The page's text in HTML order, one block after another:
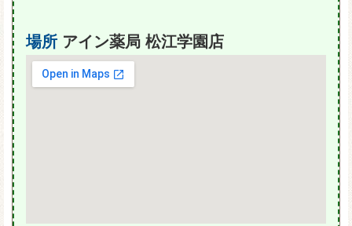
場所 アイン薬局 松江学園店